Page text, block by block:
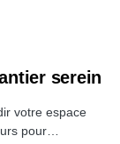
serein
votre espace
pour…